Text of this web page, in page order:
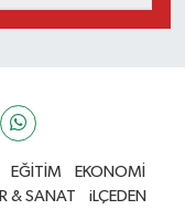
EĞİTİM
EKONOMİ
& SANAT iLÇEDEN